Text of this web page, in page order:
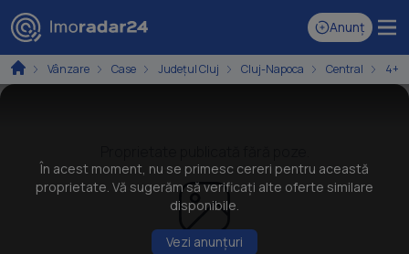
Anunț
Vânzare Case Județul Cluj Cluj-Napoca Central 4+
În acest moment, nu se primesc cereri pentru această
proprietate. Vă sugerăm să verificați alte oferte similare
disponibile.
Vezi anunțuri